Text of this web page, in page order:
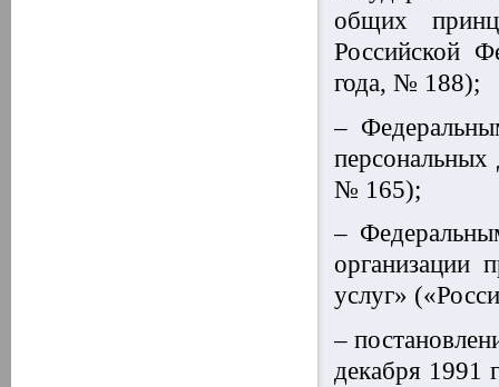
общих
Российской
года, № 188);
–
№ 165);
–
организации
услуг»
–
декабря 1991